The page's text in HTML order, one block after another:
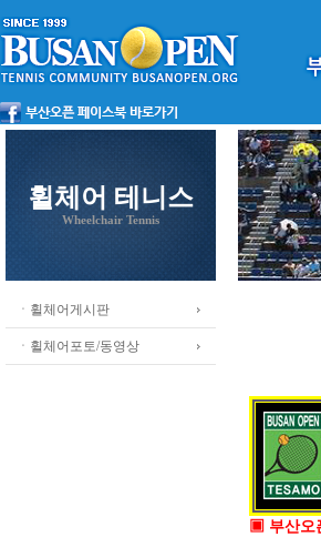
휠체어 테니스
Wheelchair Tennis
ㆍ휠체어게시판
ㆍ휠체어포토/동영상
▣ 부산오